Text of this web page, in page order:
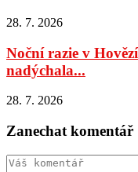
28. 7. 2026
Noční razie v
nadýchala...
28. 7. 2026
Zanechat komentář